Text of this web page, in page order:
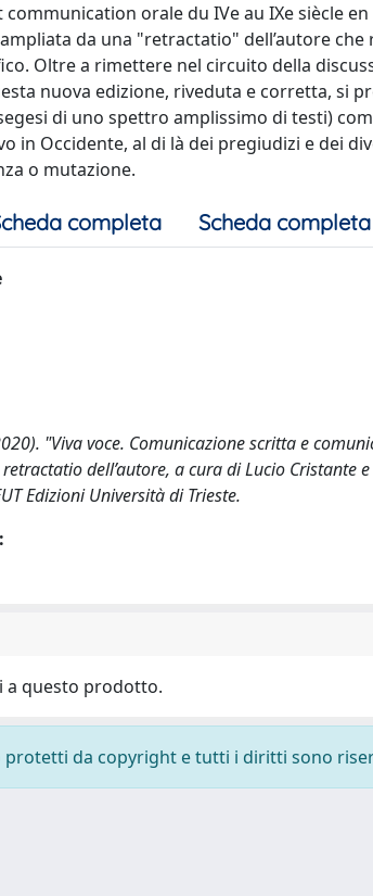
orale du IVe au IXe siècle
da una "retractatio" dell’autore
Oltre a rimettere nel circuito della
nuova edizione, riveduta e corretta, si
di uno spettro amplissimo di testi)
in Occidente, al di là dei pregiudizi e dei
o mutazione.
completa Scheda
"Viva voce. Comunicazione scritta e
dell’autore, a cura di Lucio Cristante
Edizioni Università di Trieste.
a questo prodotto.
protetti da copyright e tutti i diritti sono